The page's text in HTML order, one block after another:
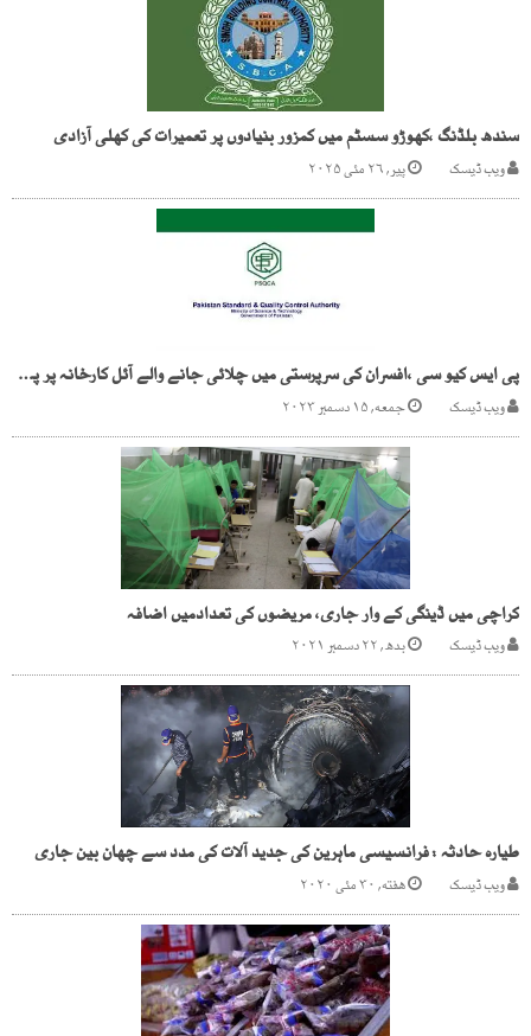
سندھ بلڈنگ ،کھوڑو سسٹم میں کمزور بنیادوں پر تعمیرات کی کھلی آزادی
ویب ڈیسک پیر, ۲۶ مئی ۲۰۲۵
پی ایس کیو سی ،افسران کی سرپرستی میں چلائی جانے والے آئل کارخانہ پر پولیس کا چھاپہ
ویب ڈیسک جمعه, ۱۵ دسمبر ۲۰۲۳
کراچی میں ڈینگی کے وار جاری، مریضوں کی تعدادمیں اضافہ
ویب ڈیسک بدھ, ۲۲ دسمبر ۲۰۲۱
طیارہ حادثہ : فرانسیسی ماہرین کی جدید آلات کی مدد سے چھان بین جاری
ویب ڈیسک هفته, ۳۰ مئی ۲۰۲۰